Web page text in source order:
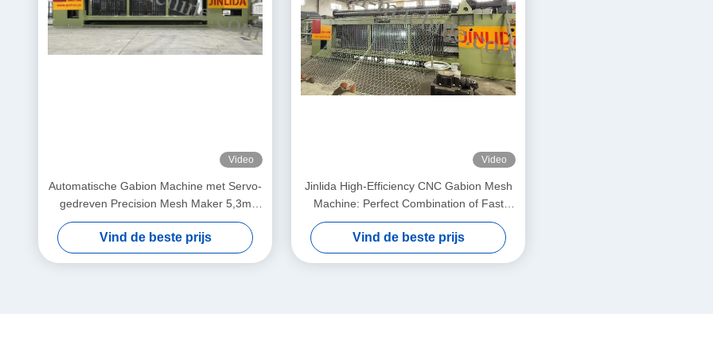
Video
Automatische Gabion Machine met Servo-
gedreven Precision Mesh Maker 5,3m
Max Breedte
Vind de beste prijs
Video
Jinlida High-Efficiency CNC Gabion Mesh
Machine: Perfect Combination of Fast
Output and Precision Weaving to Boost
Productivity
Vind de beste prijs